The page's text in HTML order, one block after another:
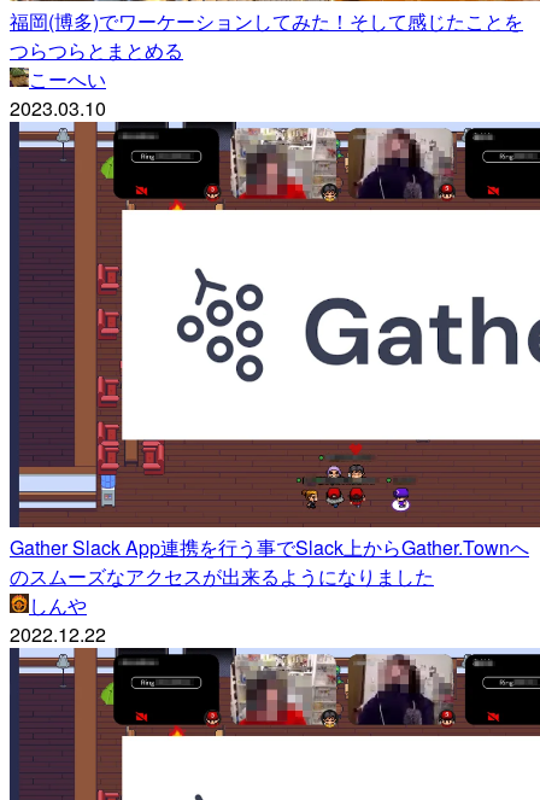
福岡(博多)でワーケーションしてみた！そして感じたことを
つらつらとまとめる
こーへい
2023.03.10
Gather Slack App連携を行う事でSlack上からGather.Townへ
のスムーズなアクセスが出来るようになりました
しんや
2022.12.22